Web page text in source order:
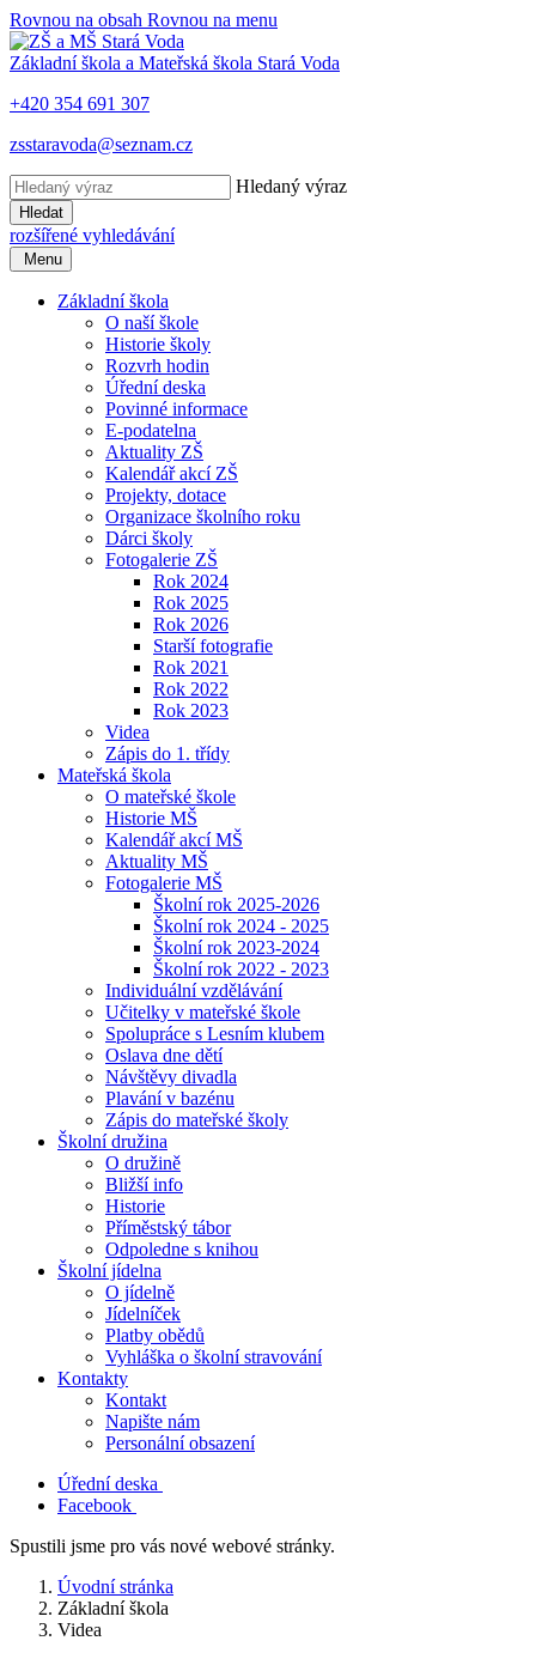
Rovnou na obsah Rovnou na menu
Základní škola a Mateřská škola Stará Voda
+420 354 691 307
zsstaravoda@seznam.cz
Hledaný výraz
Hledat
rozšířené vyhledávání
Menu
Základní škola
O naší škole
Historie školy
Rozvrh hodin
Úřední deska
Povinné informace
E-podatelna
Aktuality ZŠ
Kalendář akcí ZŠ
Projekty, dotace
Organizace školního roku
Dárci školy
Fotogalerie ZŠ
Rok 2024
Rok 2025
Rok 2026
Starší fotografie
Rok 2021
Rok 2022
Rok 2023
Videa
Zápis do 1. třídy
Mateřská škola
O mateřské škole
Historie MŠ
Kalendář akcí MŠ
Aktuality MŠ
Fotogalerie MŠ
Školní rok 2025-2026
Školní rok 2024 - 2025
Školní rok 2023-2024
Školní rok 2022 - 2023
Individuální vzdělávání
Učitelky v mateřské škole
Spolupráce s Lesním klubem
Oslava dne dětí
Návštěvy divadla
Plavání v bazénu
Zápis do mateřské školy
Školní družina
O družině
Bližší info
Historie
Příměstský tábor
Odpoledne s knihou
Školní jídelna
O jídelně
Jídelníček
Platby obědů
Vyhláška o školní stravování
Kontakty
Kontakt
Napište nám
Personální obsazení
Úřední deska
Facebook
Spustili jsme pro vás nové webové stránky.
Úvodní stránka
Základní škola
Videa